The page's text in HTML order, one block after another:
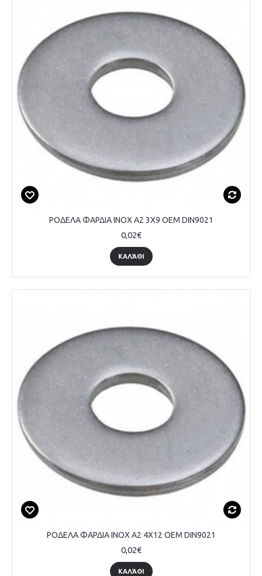
ΡΟΔΕΛΑ ΦΑΡΔΙΑ INOX A2 3Χ9 OEM DIN9021
0,02€
ΚΑΛΆΘΙ
ΡΟΔΕΛΑ ΦΑΡΔΙΑ INOX A2 4Χ12 OEM DIN9021
0,02€
ΚΑΛΆΘΙ